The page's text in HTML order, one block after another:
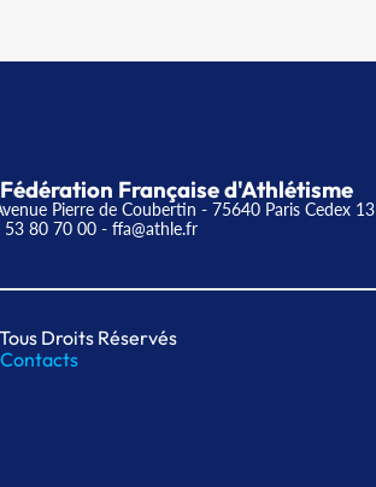
Française d'Athlétisme
Pierre de Coubertin - 75640 Paris Cedex 13
53 80 70 00 - ffa@athle.fr
Droits Réservés
Contacts